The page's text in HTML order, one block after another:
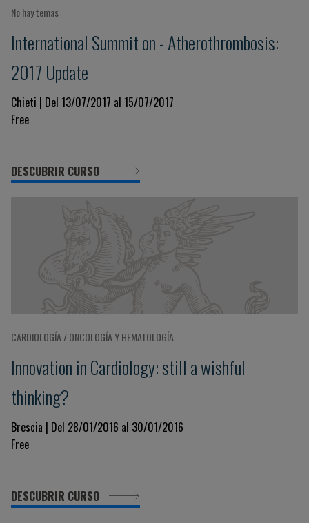
No hay temas
International Summit on - Atherothrombosis:
2017 Update
Chieti | Del 13/07/2017 al 15/07/2017
Free
DESCUBRIR CURSO
CARDIOLOGÍA / ONCOLOGÍA Y HEMATOLOGÍA
Innovation in Cardiology: still a wishful
thinking?
Brescia | Del 28/01/2016 al 30/01/2016
Free
DESCUBRIR CURSO